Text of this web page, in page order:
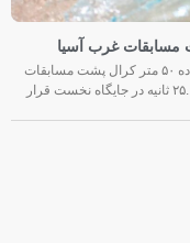
هومر عباسی، شناگر تیم ملی ایران، در دور مقدماتی ماده ۵۰ متر کرال پشت مسابقات